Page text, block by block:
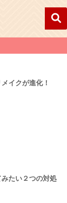
イクが進化！
たい２つの対処